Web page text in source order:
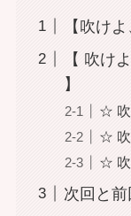
【吹け
【 吹け
】
☆ 吹
☆ 吹
☆ 吹
次回と